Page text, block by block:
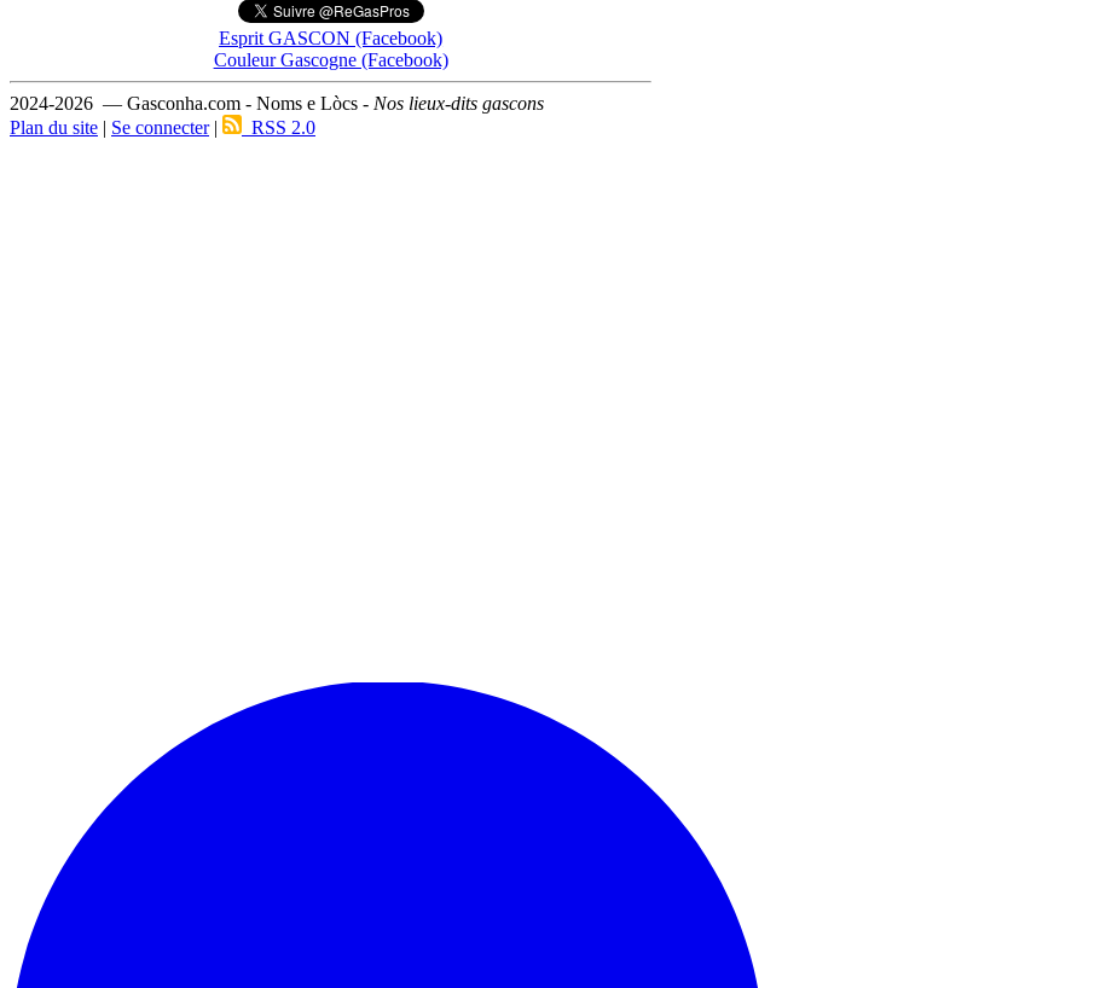
Esprit GASCON (Facebook)
Couleur Gascogne (Facebook)
2024-2026 — Gasconha.com - Noms e Lòcs - Nos lieux-dits gascons
Plan du site | Se connecter| RSS 2.0